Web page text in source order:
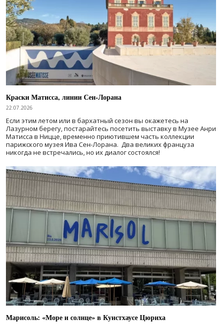
Краски Матисса, линии Сен-Лорана
22.07.2026
Если этим летом или в бархатный сезон вы окажетесь на
Лазурном берегу, постарайтесь посетить выставку в Музее Анри
Матисса в Ницце, временно приютившем часть коллекции
парижского музея Ива Сен-Лорана. Два великих француза
никогда не встречались, но их диалог состоялся!
Марисоль: «Море и солнце» в Кунстхаусе Цюриха